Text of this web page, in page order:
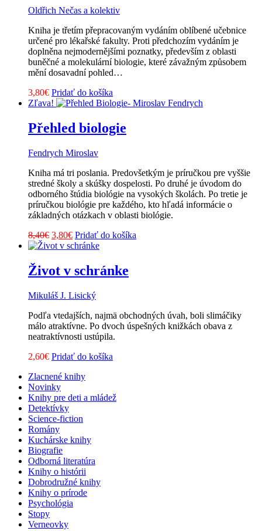
Oldřich Nečas a kolektiv
Kniha je třetím přepracovaným vydáním oblíbené učebnice
určené pro lékařské fakulty. Proti předchozím vydáním je
doplněna nejmodernějšími poznatky, především z oblasti
buněčné a molekulární biologie, které závažným způsobem
mění dosavadní pohled…
3,80€ Pridať do košíka
Zľava!
Přehled biologie
Fendrych Miroslav
Kniha má tri poslania. Predovšetkým je príručkou pre vyššie
stredné školy a skúšky dospelosti. Po druhé je úvodom do
odborného štúdia biológie na vysokých školách. Po tretie je
príručkou biológie pre každého, kto hľadá informácie o
základných otázkach v oblasti biológie.
8,40€ Pôvodná
cena
8,40€.
3,80€Aktuálna
cena
3,80€.
Pridať do košíka
Život v schránke
Mikuláš J. Lisický
Podľa vtedajších, najmä obchodných úvah, boli slimáčiky
málo atraktívne. Po dvoch úspešných knižkách obava z
neatraktívnosti ustúpila.
2,60€ Pridať do košíka
Zlacnené knihy
Novinky
Knihy pre deti a mládež
Detektívky
Science-fiction
Romány
Kuchárske knihy
Biografie
Odborná literatúra
Knihy o histórii
Dobrodružné knihy
Knihy o prírode
Psychológia
Stopy
Verneovky